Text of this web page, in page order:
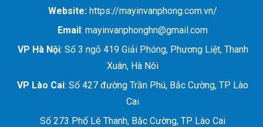
Website: https://mayinvanphong.com.vn/
Email: mayinvanphonghn@gmail.com
VP Hà Nội: Số 3 ngõ 419 Giải Phóng, Phương Liệt, Thanh
Xuân, Hà Nôi
VP Lào Cai: Số 427 đường Trần Phú, Bắc Cường, TP Lào
Cai
Số 273 Phố Lê Thanh, Bắc Cường, TP Lào Cai